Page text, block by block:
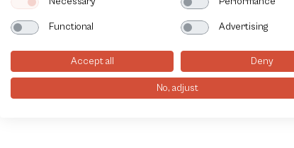
Captcha
Verzenden
Functional Advertising
Accept all Deny
No, adjust